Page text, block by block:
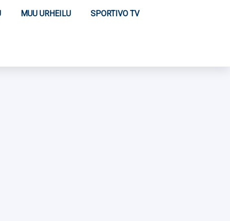
MUU URHEILU SPORTIVO TV